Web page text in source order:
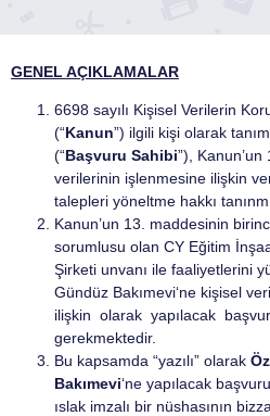
GENEL AÇIKLAMALAR
6698 sayılı Kişisel Verilerin
(“Kanun”) ilgili kişi olarak
(“Başvuru Sahibi”),
verilerinin işlenmesine ilişkin
talepleri yöneltme hakkı
Kanun’un 13. maddesinin
sorumlusu olan CY Eğitim
Şirketi unvanı ile faaliyetlerini
Gündüz Bakımevi‘ne kişisel
ilişkin olarak yapılacak
gerekmektedir.
Bu kapsamda “yazılı” olarak
Bakımevi‘ne yapılacak
ıslak imzalı bir nüshasının